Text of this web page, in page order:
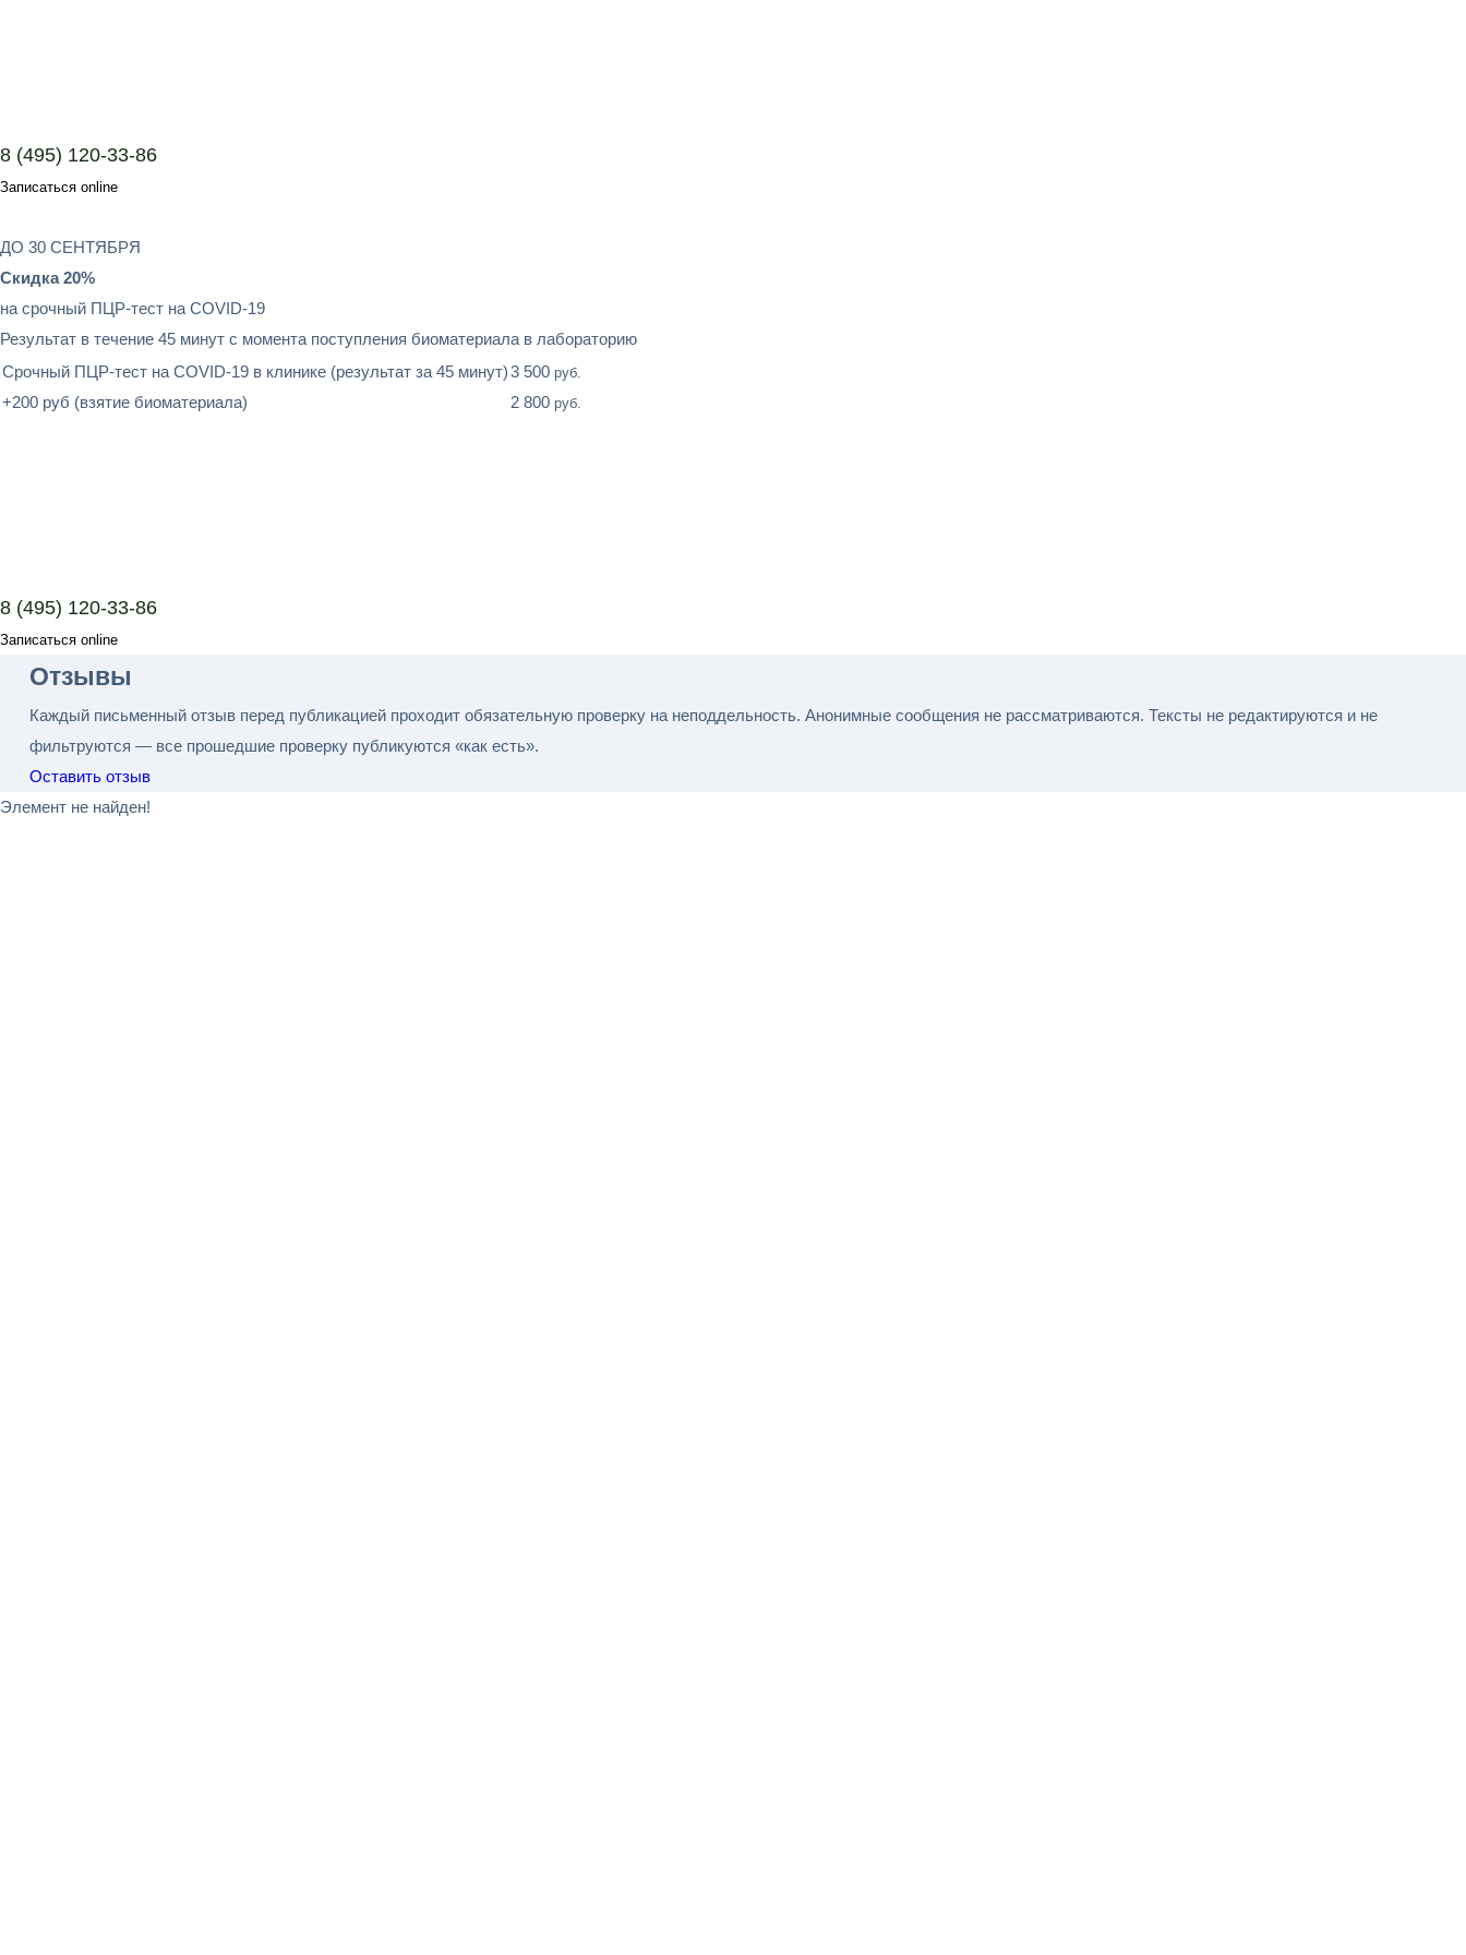
8 (495) 120-33-86
Записаться online
ДО 30 СЕНТЯБРЯ
Скидка 20%
на срочный ПЦР-тест на COVID-19
Результат в течение 45 минут с момента поступления биоматериала в лабораторию
Срочный ПЦР-тест на COVID-19 в клинике (результат за 45 минут)
+200 руб (взятие биоматериала)
3 500 руб.
2 800 руб.
8 (495) 120-33-86
Записаться online
Отзывы
Каждый письменный отзыв перед публикацией проходит обязательную проверку на неподдельность. Анонимные сообщения не рассматриваются. Тексты не редактируются и не
фильтруются — все прошедшие проверку публикуются «как есть».
Оставить отзыв
Элемент не найден!